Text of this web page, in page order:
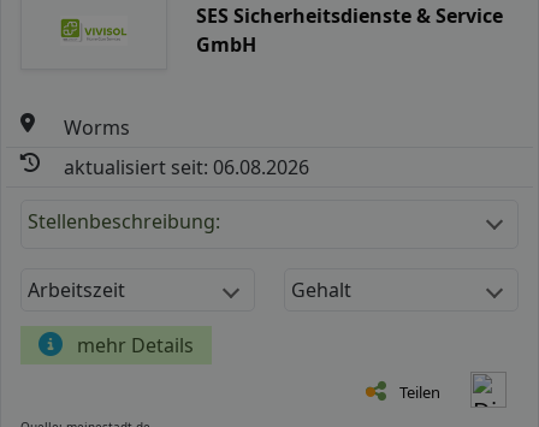
SES Sicherheitsdienste & Service
GmbH
Worms
aktualisiert seit: 06.08.2026
Stellenbeschreibung:
Arbeitszeit Gehalt
mehr Details
Teilen